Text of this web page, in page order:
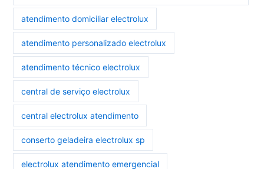
atendimento domiciliar electrolux
atendimento personalizado electrolux
atendimento técnico electrolux
central de serviço electrolux
central electrolux atendimento
conserto geladeira electrolux sp
electrolux atendimento emergencial